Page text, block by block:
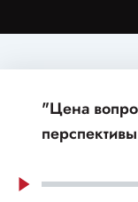
"Цена